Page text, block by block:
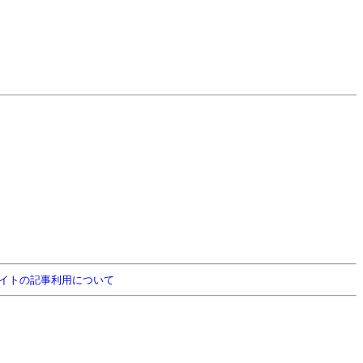
トの記事利用について